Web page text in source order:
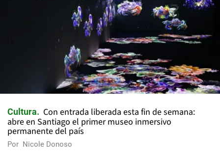
Cultura
Con entrada liberada esta fin de semana:
abre en Santiago el primer museo inmersivo
permanente del país
Por Nicole Donoso